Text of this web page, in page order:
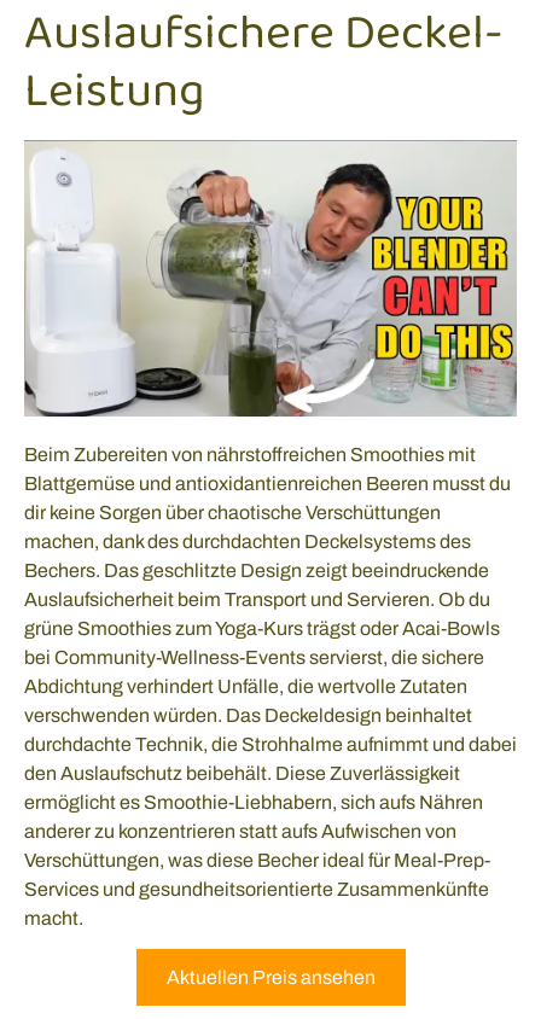
Auslaufsichere Deckel-
Leistung
Beim Zubereiten von nährstoffreichen Smoothies mit
Blattgemüse und antioxidantienreichen Beeren musst du
dir keine Sorgen über chaotische Verschüttungen
machen, dank des durchdachten Deckelsystems des
Bechers. Das geschlitzte Design zeigt beeindruckende
Auslaufsicherheit beim Transport und Servieren. Ob du
grüne Smoothies zum Yoga-Kurs trägst oder Acai-Bowls
bei Community-Wellness-Events servierst, die sichere
Abdichtung verhindert Unfälle, die wertvolle Zutaten
verschwenden würden. Das Deckeldesign beinhaltet
durchdachte Technik, die Strohhalme aufnimmt und dabei
den Auslaufschutz beibehält. Diese Zuverlässigkeit
ermöglicht es Smoothie-Liebhabern, sich aufs Nähren
anderer zu konzentrieren statt aufs Aufwischen von
Verschüttungen, was diese Becher ideal für Meal-Prep-
Services und gesundheitsorientierte Zusammenkünfte
macht.
Aktuellen Preis ansehen